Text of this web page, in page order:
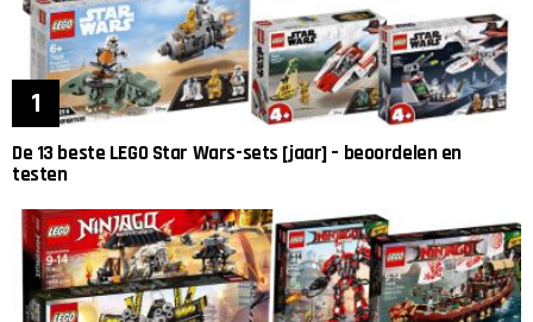
De 13 beste LEGO Star Wars-sets [jaar] – beoordelen en
testen